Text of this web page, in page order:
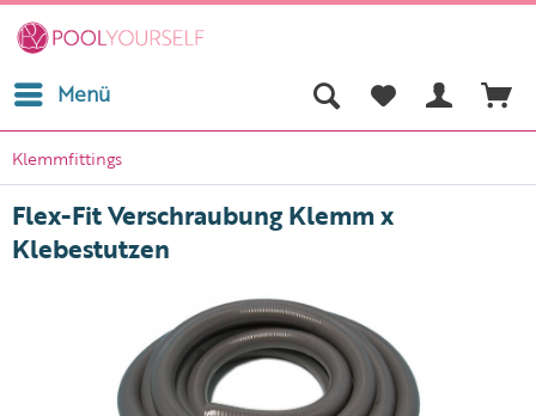
Menü
Klemmfittings
Flex-Fit Verschraubung Klemm x
Klebestutzen